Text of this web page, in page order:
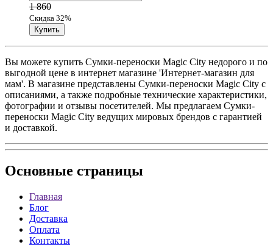
1 860
Скидка 32%
Вы можете купить Сумки-переноски Magic City недорого и по
выгодной цене в интернет магазине 'Интернет-магазин для
мам'. В магазине представлены Сумки-переноски Magic City с
описаниями, а также подробные технические характеристики,
фотографии и отзывы посетителей. Мы предлагаем Сумки-
переноски Magic City ведущих мировых брендов с гарантией
и доставкой.
Основные страницы
Главная
Блог
Доставка
Оплата
Контакты